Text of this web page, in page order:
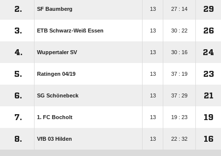
2. SF Baumberg 13 27 : 14 29
3. ETB Schwarz-Weiß Essen 13 30 : 22 26
4. Wuppertaler SV 13 30 : 16 24
5. Ratingen 04/​19 13 37 : 19 23
6. SG Schönebeck 13 37 : 29 21
7. 1. FC Bocholt 13 19 : 23 19
8. VfB 03 Hilden 13 22 : 32 16